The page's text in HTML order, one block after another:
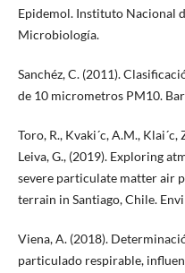
Epidemol. Instituto Nacional
Microbiología.
Sanchéz, C. (2011).
de 10 micrometros PM10.
Toro, R., Kvaki´c, A.M., Klai´c,
Leiva, G., (2019). Exploring
severe particulate matter air
terrain in Santiago, Chile.
Viena, A. (2018).
particulado respirable,